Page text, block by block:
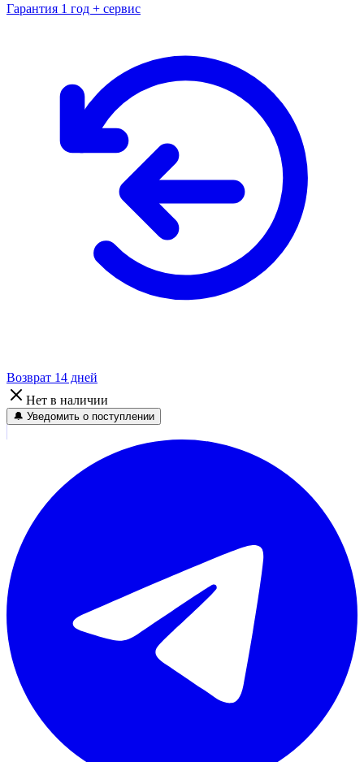
Гарантия 1 год + сервис
Возврат 14 дней
Нет в наличии
🔔 Уведомить о поступлении